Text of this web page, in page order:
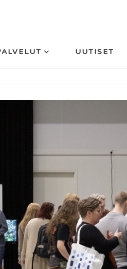
UUTISET